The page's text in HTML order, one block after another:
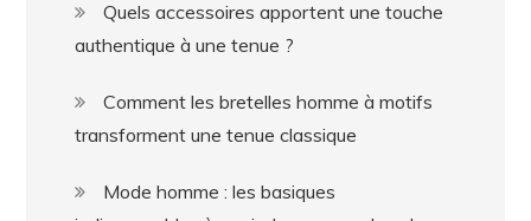
Quels accessoires apportent une touche
authentique à une tenue ?
Comment les bretelles homme à motifs
transforment une tenue classique
Mode homme : les basiques